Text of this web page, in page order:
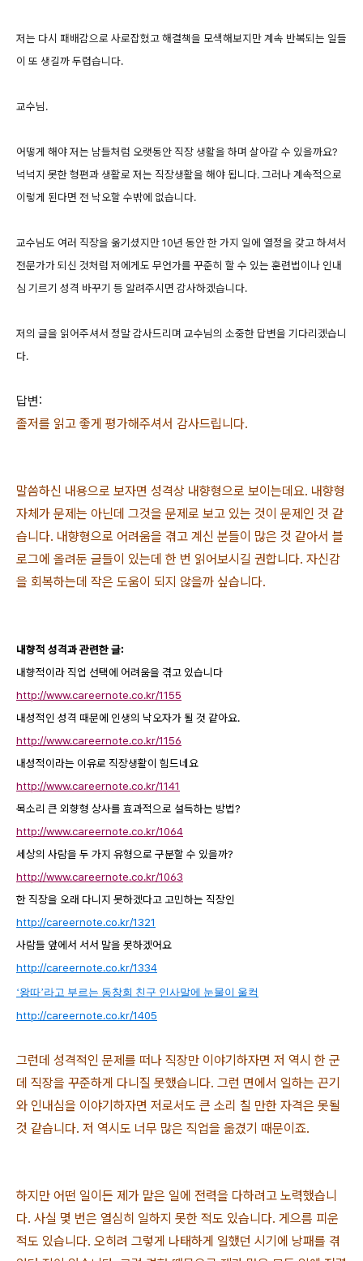
저는 다시 패배감으로 사로잡혔고 해결책을 모색해보지만 계속 반복되는 일들
이 또 생길까 두렵습니다.
교수님.
어떻게 해야 저는 남들처럼 오랫동안 직장 생활을 하며 살아갈 수 있을까요?
넉넉지 못한 형편과 생활로 저는 직장생활을 해야 됩니다. 그러나 계속적으로
이렇게 된다면 전 낙오할 수밖에 없습니다.
교수님도 여러 직장을 옮기셨지만 10년 동안 한 가지 일에 열정을 갖고 하셔서
전문가가 되신 것처럼 저에게도 무언가를 꾸준히 할 수 있는 훈련법이나 인내
심 기르기 성격 바꾸기 등 알려주시면 감사하겠습니다.
저의 글을 읽어주셔서 정말 감사드리며 교수님의 소중한 답변을 기다리겠습니
다.
답변:
졸저를 읽고 좋게 평가해주셔서 감사드립니다.
말씀하신 내용으로 보자면 성격상 내향형으로 보이는데요. 내향형
자체가 문제는 아닌데 그것을 문제로 보고 있는 것이 문제인 것 같
습니다. 내향형으로 어려움을 겪고 계신 분들이 많은 것 같아서 블
로그에 올려둔 글들이 있는데 한 번 읽어보시길 권합니다. 자신감
을 회복하는데 작은 도움이 되지 않을까 싶습니다.
내향적 성격과 관련한 글:
내향적이라 직업 선택에 어려움을 겪고 있습니다
http://www.careernote.co.kr/1155
내성적인 성격 때문에 인생의 낙오자가 될 것 같아요.
http://www.careernote.co.kr/1156
내성적이라는 이유로 직장생활이 힘드네요
http://www.careernote.co.kr/1141
목소리 큰 외향형 상사를 효과적으로 설득하는 방법?
http://www.careernote.co.kr/1064
세상의 사람을 두 가지 유형으로 구분할 수 있을까?
http://www.careernote.co.kr/1063
한 직장을 오래 다니지 못하겠다고 고민하는 직장인
http://careernote.co.kr/1321
사람들 앞에서 서서 말을 못하겠어요
http://careernote.co.kr/1334
‘왕따’라고 부르는 동창회 친구 인사말에 눈물이 울컥
http://careernote.co.kr/1405
그런데 성격적인 문제를 떠나 직장만 이야기하자면 저 역시 한 군
데 직장을 꾸준하게 다니질 못했습니다. 그런 면에서 일하는 끈기
와 인내심을 이야기하자면 저로서도 큰 소리 칠 만한 자격은 못될
것 같습니다. 저 역시도 너무 많은 직업을 옮겼기 때문이죠.
하지만 어떤 일이든 제가 맡은 일에 전력을 다하려고 노력했습니
다. 사실 몇 번은 열심히 일하지 못한 적도 있습니다. 게으름 피운
적도 있습니다. 오히려 그렇게 나태하게 일했던 시기에 낭패를 겪